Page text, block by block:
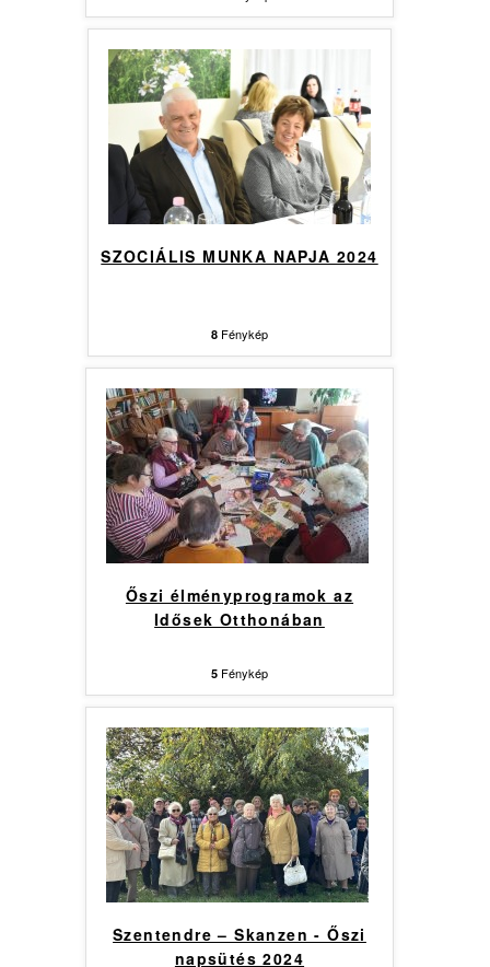
SZOCIÁLIS MUNKA NAPJA 2024
8 Fénykép
Őszi élményprogramok az
Idősek Otthonában
5 Fénykép
Szentendre – Skanzen - Őszi
napsütés 2024